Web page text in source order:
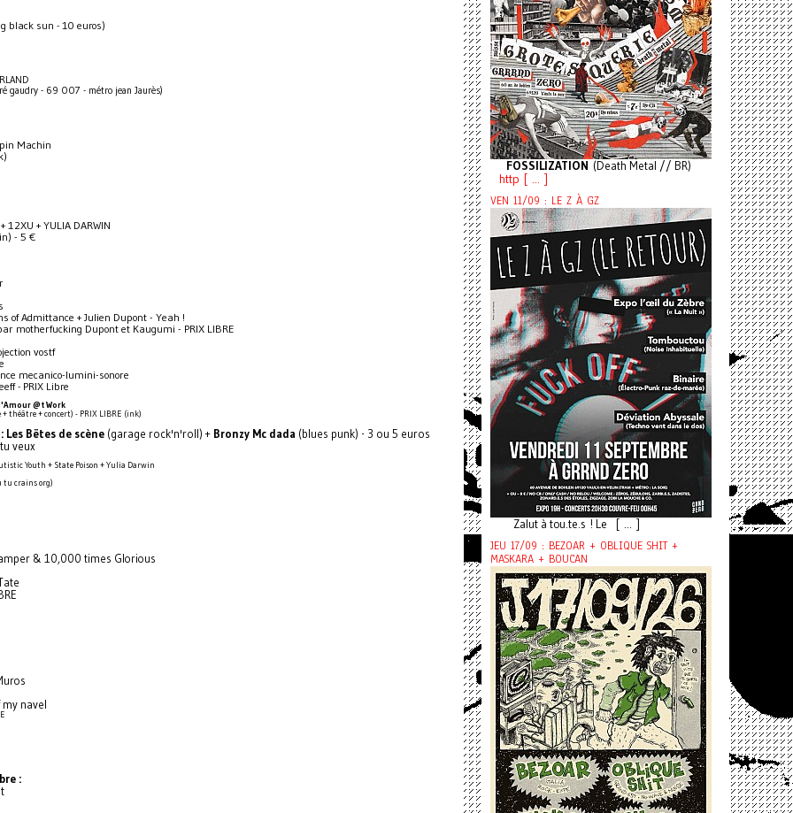
black sun - 10 euros)
gaudry - 69 007 - métro jean Jaurès)
Machin
12XU + YULIA DARWIN
- 5 €
of Admittance + Julien Dupont - Yeah !
motherfucking Dupont et Kaugumi - PRIX LIBRE
vostf
mecanico-lumini-sonore
- PRIX Libre
@t Work
+ théâtre + concert) - PRIX LIBRE (ink)
Les Bëtes de scène (garage rock'n'roll) + Bronzy Mc dada (blues punk) - 3 ou 5 euros
veux
Youth + State Poison + Yulia Darwin
tu crains org)
& 10,000 times Glorious
navel
:
FOSSILIZATION (Death Metal // BR)
http [ ... ]
VEN 11/09 : LE Z À GZ
Zalut à tou.te.s ! Le [ ... ]
JEU 17/09 : BEZOAR + OBLIQUE SHIT +
MASKARA + BOUCAN